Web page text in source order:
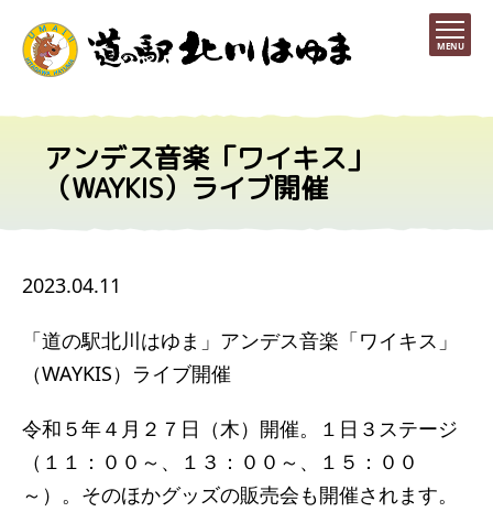
MENU
アンデス音楽「ワイキス」
（WAYKIS）ライブ開催
2023.04.11
「道の駅北川はゆま」アンデス音楽「ワイキス」
（WAYKIS）ライブ開催
令和５年４月２７日（木）開催。１日３ステージ
（１１：００～、１３：００～、１５：００
～）。そのほかグッズの販売会も開催されます。